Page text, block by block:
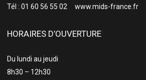
Tél : 01 60 56 55 02 www.mids-france.fr
HORAIRES D’OUVERTURE
Du lundi au jeudi
8h30 – 12h30